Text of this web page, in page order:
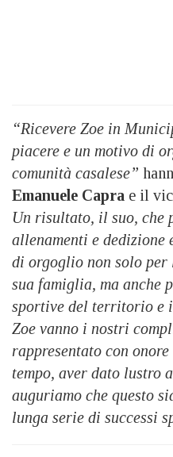
“Ricevere Zoe in
piacere e un motivo di
comunità casalese”
Emanuele Capra e il
Un risultato, il suo, che
allenamenti e dedizione
di orgoglio non solo
sua famiglia, ma anche
sportive del territorio e
Zoe vanno i nostri
rappresentato con
tempo, aver dato lustro
auguriamo che questo
lunga serie di successi